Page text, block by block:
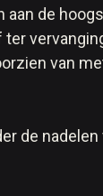
de
van
de nadelen